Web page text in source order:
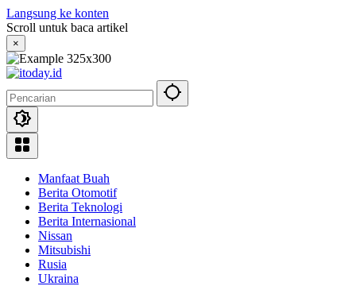
Langsung ke konten
Scroll untuk baca artikel
×
Manfaat Buah
Berita Otomotif
Berita Teknologi
Berita Internasional
Nissan
Mitsubishi
Rusia
Ukraina